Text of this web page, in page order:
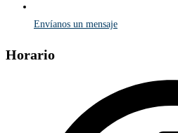
Envíanos un mensaje
Horario